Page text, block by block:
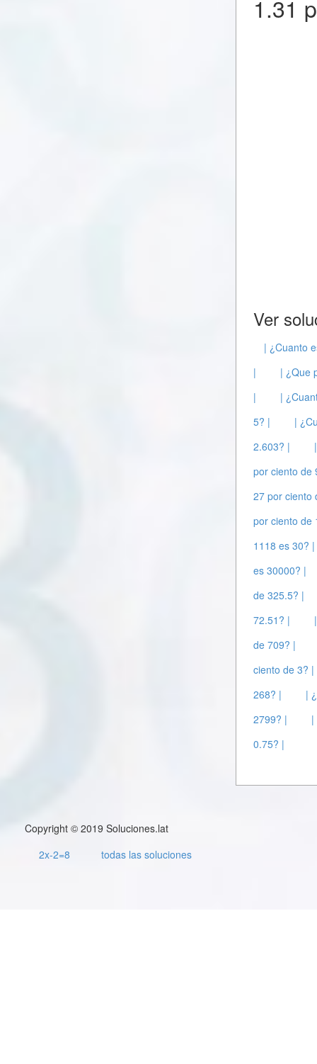
1.31
Ver
| ¿Cuanto
|
| ¿Que
|
|
5? |
|
2.603? |
por ciento de
27 por ciento
por ciento de
1118 es 30? |
es 30000? |
de 325.5? |
72.51? |
de 709? |
ciento de 3? |
268? |
|
2799? |
|
0.75? |
Copyright © 2019 Soluciones.lat
2x-2=8
todas las soluciones